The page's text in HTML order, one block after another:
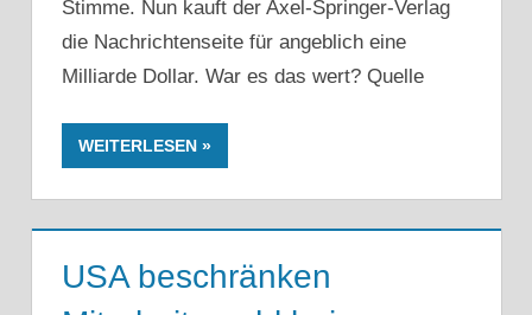
Stimme. Nun kauft der Axel-Springer-Verlag
die Nachrichtenseite für angeblich eine
Milliarde Dollar. War es das wert? Quelle
WEITERLESEN
USA beschränken